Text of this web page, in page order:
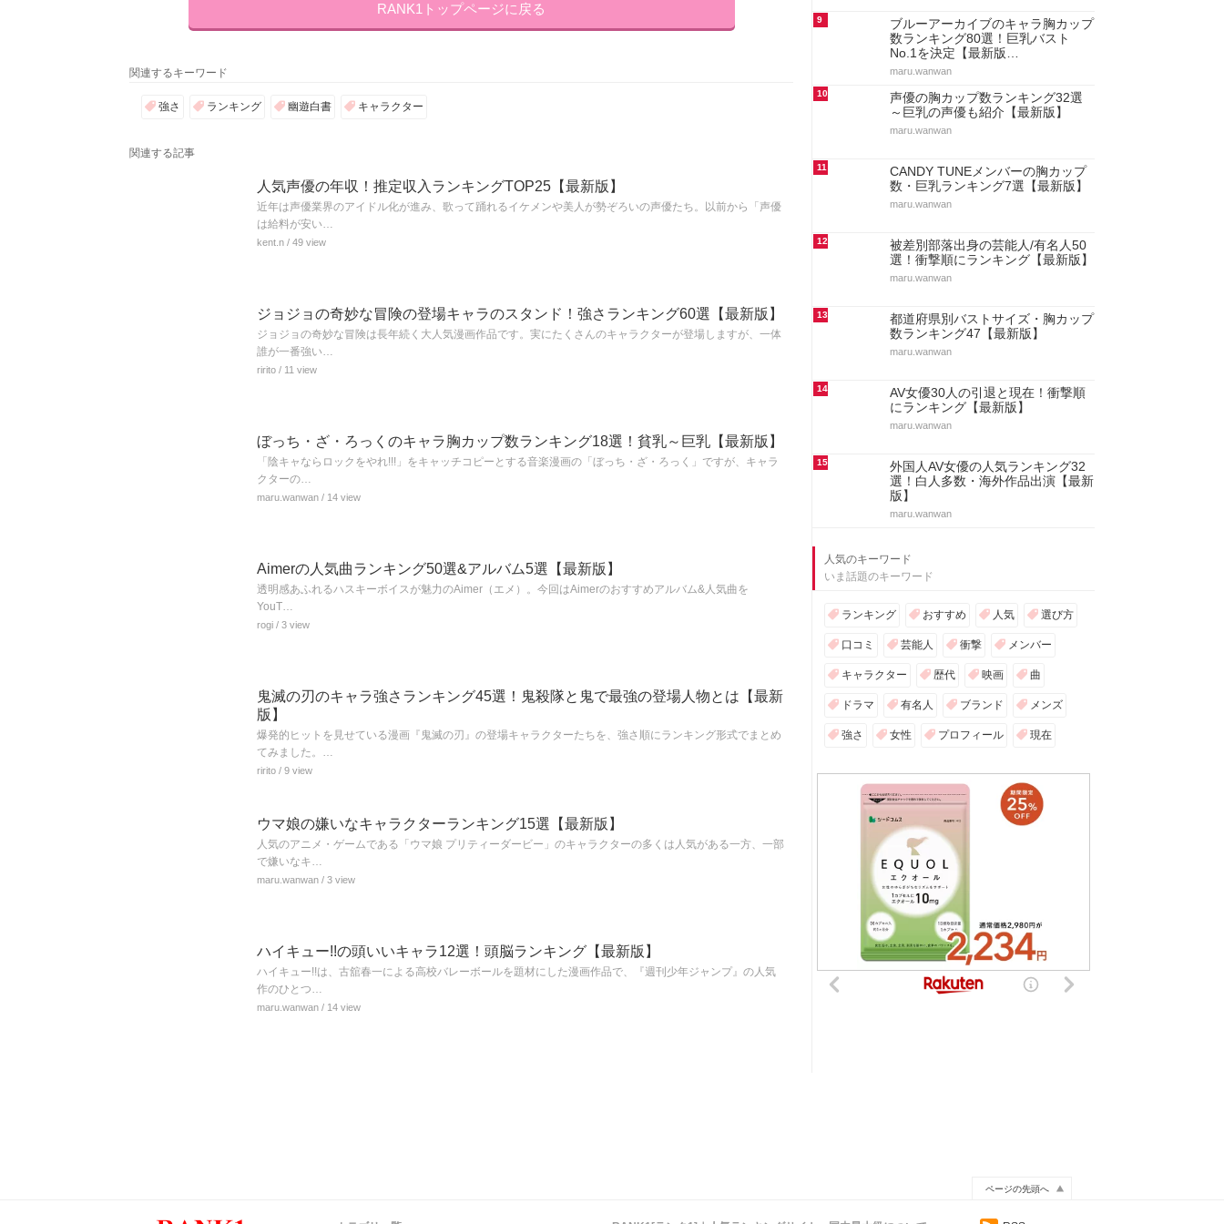
RANK1トップページに戻る
関連するキーワード
強さ ランキング 幽遊白書 キャラクター
関連する記事
人気声優の年収！推定収入ランキングTOP25【最新版】
近年は声優業界のアイドル化が進み、歌って踊れるイケメンや美人が勢ぞろいの声優たち。以前から「声優
は給料が安い…
kent.n / 49 view
ジョジョの奇妙な冒険の登場キャラのスタンド！強さランキング60選【最新版】
ジョジョの奇妙な冒険は長年続く大人気漫画作品です。実にたくさんのキャラクターが登場しますが、一体
誰が一番強い…
ririto / 11 view
ぼっち・ざ・ろっくのキャラ胸カップ数ランキング18選！貧乳～巨乳【最新版】
「陰キャならロックをやれ!!!」をキャッチコピーとする音楽漫画の「ぼっち・ざ・ろっく」ですが、キャラ
クターの…
maru.wanwan / 14 view
Aimerの人気曲ランキング50選&アルバム5選【最新版】
透明感あふれるハスキーボイスが魅力のAimer（エメ）。今回はAimerのおすすめアルバム&人気曲を
YouT…
rogi / 3 view
鬼滅の刃のキャラ強さランキング45選！鬼殺隊と鬼で最強の登場人物とは【最新
版】
爆発的ヒットを見せている漫画『鬼滅の刃』の登場キャラクターたちを、強さ順にランキング形式でまとめ
てみました。…
ririto / 9 view
ウマ娘の嫌いなキャラクターランキング15選【最新版】
人気のアニメ・ゲームである「ウマ娘 プリティーダービー」のキャラクターの多くは人気がある一方、一部
で嫌いなキ…
maru.wanwan / 3 view
ハイキュー!!の頭いいキャラ12選！頭脳ランキング【最新版】
ハイキュー!!は、古舘春一による高校バレーボールを題材にした漫画作品で、『週刊少年ジャンプ』の人気
作のひとつ…
maru.wanwan / 14 view
9
ブルーアーカイブのキャラ胸カップ
数ランキング80選！巨乳バスト
No.1を決定【最新版…
maru.wanwan
10
声優の胸カップ数ランキング32選
～巨乳の声優も紹介【最新版】
maru.wanwan
11
CANDY TUNEメンバーの胸カップ
数・巨乳ランキング7選【最新版】
maru.wanwan
12
被差別部落出身の芸能人/有名人50
選！衝撃順にランキング【最新版】
maru.wanwan
13
都道府県別バストサイズ・胸カップ
数ランキング47【最新版】
maru.wanwan
14
AV女優30人の引退と現在！衝撃順
にランキング【最新版】
maru.wanwan
15
外国人AV女優の人気ランキング32
選！白人多数・海外作品出演【最新
版】
maru.wanwan
人気のキーワード
いま話題のキーワード
ランキング おすすめ 人気 選び方
口コミ 芸能人 衝撃 メンバー
キャラクター 歴代 映画 曲
ドラマ 有名人 ブランド メンズ
強さ 女性 プロフィール 現在
ページの先頭へ